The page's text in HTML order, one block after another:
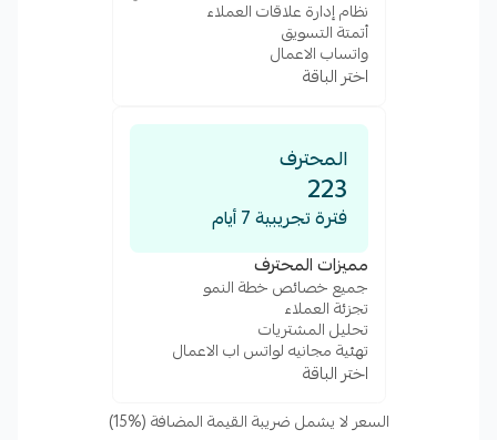
نظام إدارة علاقات العملاء
أتمتة التسويق
واتساب الاعمال
اختر الباقة
المحترف
223
فترة تجريبية 7 أيام
مميزات المحترف
جميع خصائص خطة النمو
تجزئة العملاء
تحليل المشتريات
تهئية مجانيه لواتس اب الاعمال
اختر الباقة
السعر لا يشمل ضريبة القيمة المضافة (%15)